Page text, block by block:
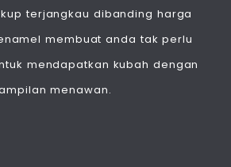
terjangkau dibanding harga
membuat anda tak perlu
mendapatkan kubah dengan
menawan.